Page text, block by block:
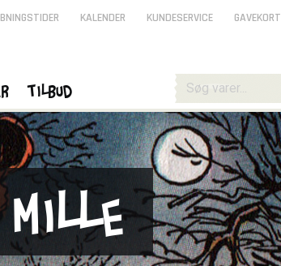
KALENDER KUNDESERVICE GAVEKORT
Tilbud